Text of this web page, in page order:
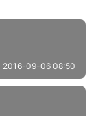
2016-09-06 08:50